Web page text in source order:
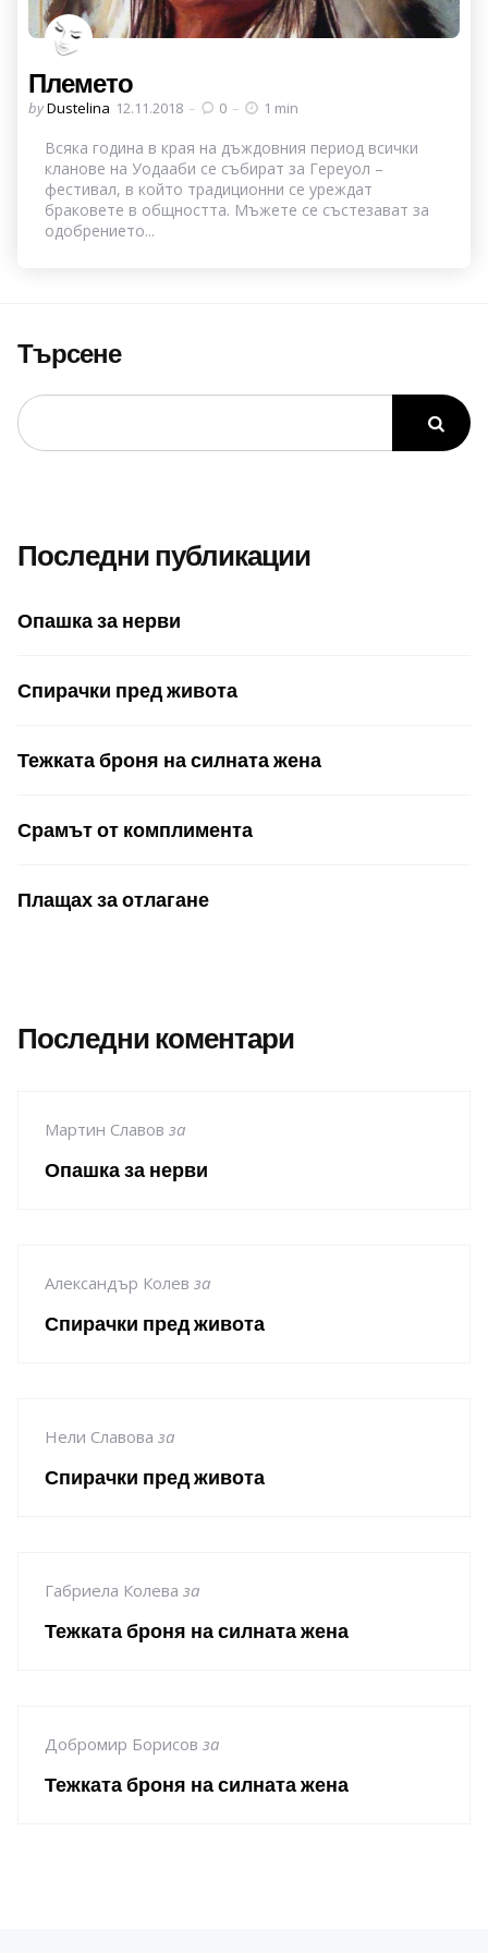
Племето
Posted
byDustelina 12.11.2018 0 1 min
Всяка година в края на дъждовния период всички
кланове на Уодааби се събират за Гереуол –
фестивал, в който традиционни се уреждат
браковете в общността. Мъжете се състезават за
одобрението...
Търсене
Последни публикации
Опашка за нерви
Спирачки пред живота
Тежката броня на силната жена
Срамът от комплимента
Плащах за отлагане
Последни коментари
Мартин Славов за
Опашка за нерви
Александър Колев за
Спирачки пред живота
Нели Славова за
Спирачки пред живота
Габриела Колева за
Тежката броня на силната жена
Добромир Борисов за
Тежката броня на силната жена